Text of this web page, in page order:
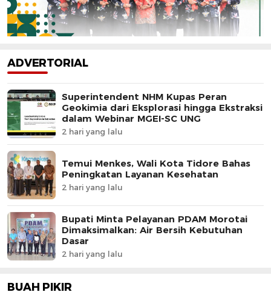
ADVERTORIAL
Superintendent NHM Kupas Peran
Geokimia dari Eksplorasi hingga Ekstraksi
dalam Webinar MGEI-SC UNG
2 hari yang lalu
Temui Menkes, Wali Kota Tidore Bahas
Peningkatan Layanan Kesehatan
2 hari yang lalu
Bupati Minta Pelayanan PDAM Morotai
Dimaksimalkan: Air Bersih Kebutuhan
Dasar
2 hari yang lalu
BUAH PIKIR